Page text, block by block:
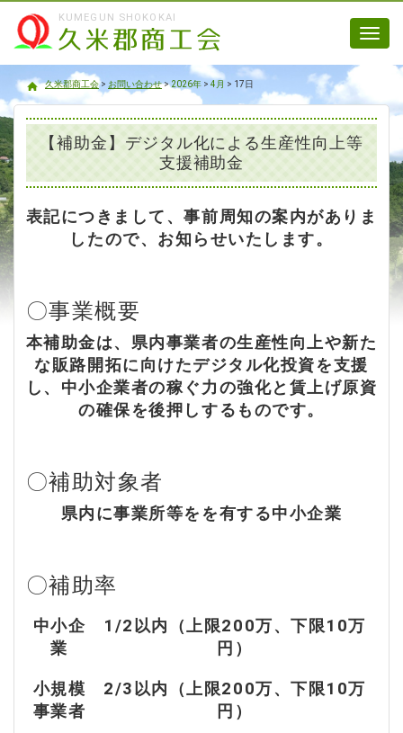
KUMEGUN SHOKOKAI
久米郡商工会
久米郡商工会> お問い合わせ>2026年 > 4月 > 17日
【補助金】デジタル化による生産性向上等
支援補助金
表記につきまして、事前周知の案内がありま
したので、お知らせいたします。
〇事業概要
本補助金は、県内事業者の生産性向上や新た
な販路開拓に向けたデジタル化投資を支援
し、中小企業者の稼ぐ力の強化と賃上げ原資
の確保を後押しするものです。
〇補助対象者
県内に事業所等をを有する中小企業
〇補助率
中小企
業
1/2以内（上限200万、下限10万
円）
小規模
事業者
2/3以内（上限200万、下限10万
円）